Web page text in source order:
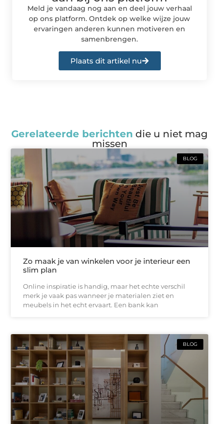
Meld je vandaag nog aan en deel jouw verhaal
op ons platform. Ontdek op welke wijze jouw
ervaringen anderen kunnen motiveren en
samenbrengen.
Plaats dit artikel nu
Gerelateerde berichten die u niet mag
missen
BLOG
Zo maak je van winkelen voor je interieur een
slim plan
Online inspiratie is handig, maar het echte verschil
merk je vaak pas wanneer je materialen ziet en
meubels in het echt ervaart. Een bank kan
BLOG